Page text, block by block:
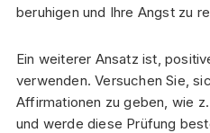
beruhigen und Ihre Angst zu
Ein weiterer Ansatz ist,
verwenden. Versuchen Sie,
Affirmationen zu geben, wie
und werde diese Prüfung